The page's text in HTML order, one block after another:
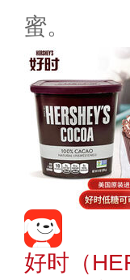
蜜。
好时（